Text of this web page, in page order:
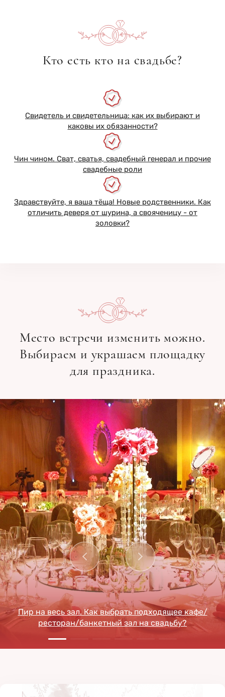
Кто есть кто на свадьбе?
Свидетель и свидетельница: как их выбирают и
каковы их обязанности?
Чин чином. Сват, сватья, свадебный генерал и прочие
свадебные роли
Здравствуйте, я ваша тёща! Новые родственники. Как
отличить деверя от шурина, а свояченицу - от
золовки?
Место встречи изменить можно.
Выбираем и украшаем площадку
для праздника.
Пир на весь зал. Как выбрать подходящее кафе/
ресторан/банкетный зал на свадьбу?